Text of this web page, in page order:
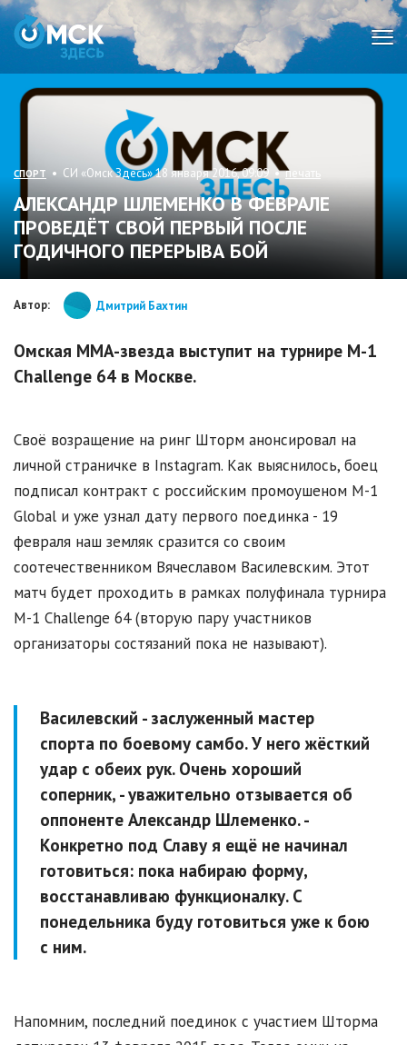
СПОРТ • СИ «Омск Здесь» 18 января 2016, 09:09 •печать
АЛЕКСАНДР ШЛЕМЕНКО В ФЕВРАЛЕ
ПРОВЕДЁТ СВОЙ ПЕРВЫЙ ПОСЛЕ
ГОДИЧНОГО ПЕРЕРЫВА БОЙ
Автор: Дмитрий Бахтин
Омская MMA-звезда выступит на турнире M-1
Challenge 64 в Москве.
Своё возращение на ринг Шторм анонсировал на
личной страничке в Instagram. Как выяснилось, боец
подписал контракт с российским промоушеном M-1
Global и уже узнал дату первого поединка - 19
февраля наш земляк сразится со своим
соотечественником Вячеславом Василевским. Этот
матч будет проходить в рамках полуфинала турнира
M-1 Challenge 64 (вторую пару участников
организаторы состязаний пока не называют).
Василевский - заслуженный мастер
спорта по боевому самбо. У него жёсткий
удар с обеих рук. Очень хороший
соперник, - уважительно отзывается об
оппоненте Александр Шлеменко. -
Конкретно под Славу я ещё не начинал
готовиться: пока набираю форму,
восстанавливаю функционалку. С
понедельника буду готовиться уже к бою
с ним.
Напомним, последний поединок с участием Шторма